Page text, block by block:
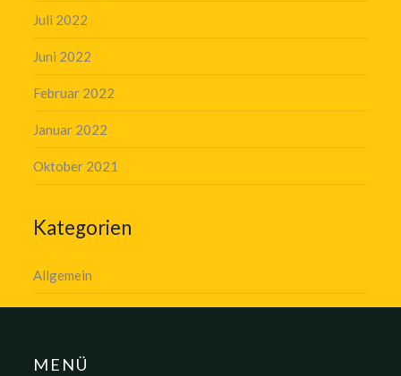
Juli 2022
Juni 2022
Februar 2022
Januar 2022
Oktober 2021
Kategorien
Allgemein
MENÜ